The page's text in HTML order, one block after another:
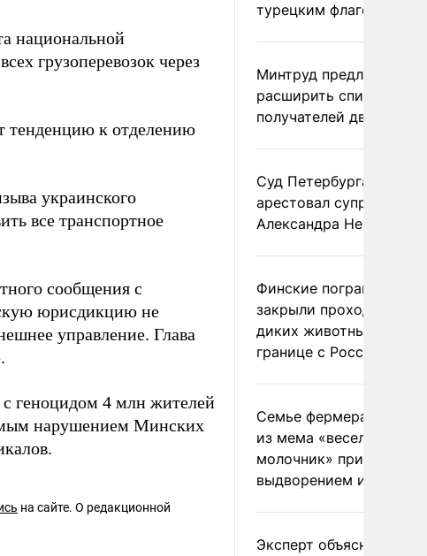
национальной
грузоперевозок через
тенденцию к отделению
украинского
все транспортное
сообщения с
юрисдикцию не
управление. Глава
с геноцидом 4 млн жителей
нарушением Минских
на сайте. О редакционной
турецким флагом
Минтруд предложил
расширить список
получателей двух
Суд Петербурга заочно
арестовал супругу
Александра Невзорова
Финские пограничники
закрыли проходы для
диких животных на
границе с Россией
Семье фермера
из мема «веселый
молочник» пригрозили
выдворением из
Эксперт объяснил